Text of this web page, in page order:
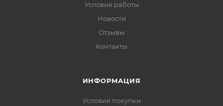
Условия работы
Новости
Отзывы
Контакты
ИНФОРМАЦИЯ
Условия покупки